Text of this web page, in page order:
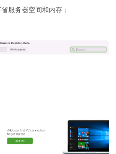
服务器空间和内存；